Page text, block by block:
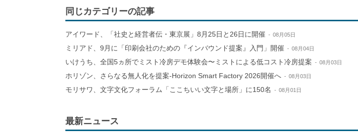
同じカテゴリーの記事
アイワード、「社史と経営者伝・東京展」8月25日と26日に開催 08月05日
ミリアド、9月に「印刷会社のための『インバウンド提案』入門」開催 08月04日
いけうち、全国5ヵ所でミスト冷房デモ体験会〜ミストによる低コスト冷房提案 08月03日
ホリゾン、さらなる無人化を提案-Horizon Smart Factory 2026開催へ 08月03日
モリサワ、文字文化フォーラム「ここちいい文字と場所」に150名 08月01日
最新ニュース